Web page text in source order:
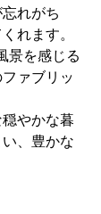
れがち
れます。
景を感じる
ァブリッ
やかな暮
、豊かな